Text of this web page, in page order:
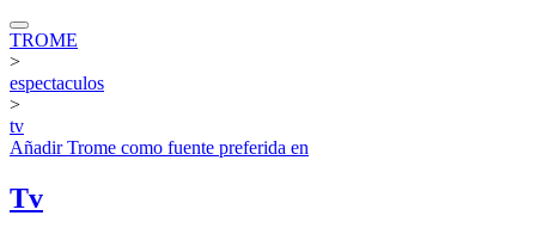
TROME
>
espectaculos
>
tv
AñadirTrome como fuente preferida en
Tv